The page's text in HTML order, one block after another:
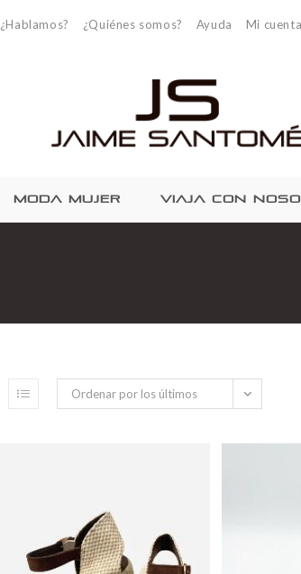
¿Hablamos? ¿Quiénes somos? Ayuda Mi cuenta
MODA MUJER VIAJA CON
Ordenar por los últimos